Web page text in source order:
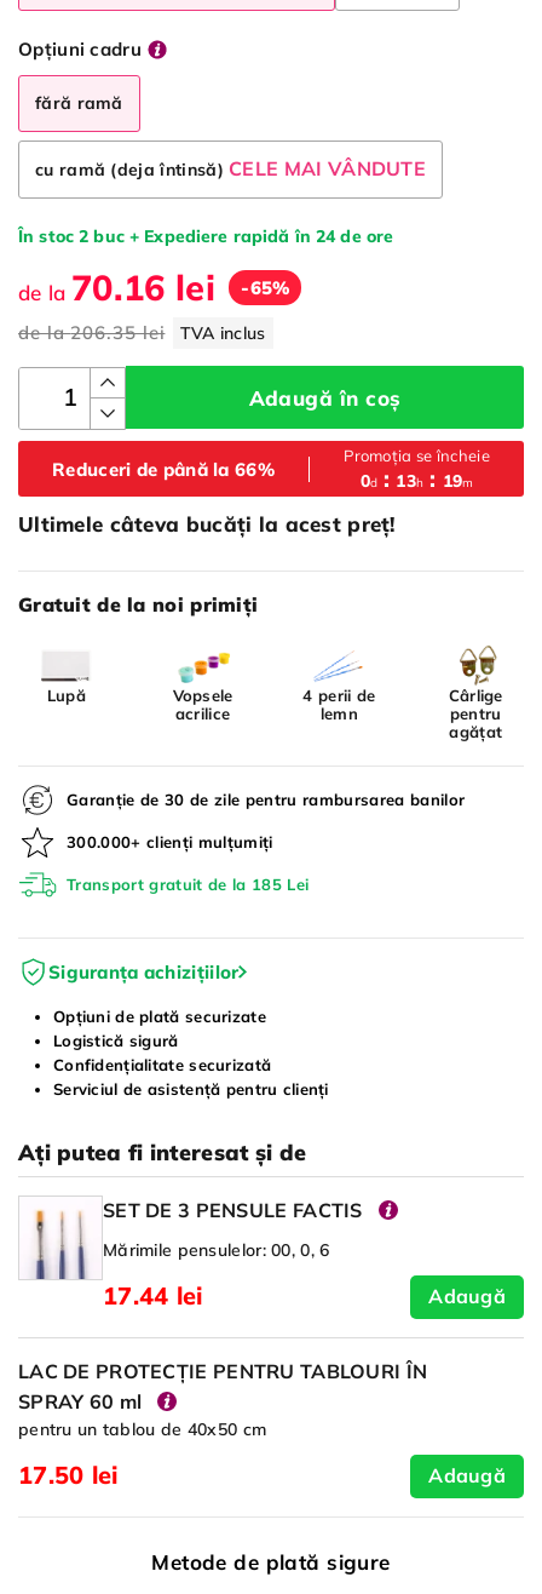
Opțiuni cadru
fără ramă
cu ramă (deja întinsă) CELE MAI VÂNDUTE
În stoc 2 buc + Expediere rapidă în 24 de ore
de la 70.16 lei
-65%
de la206.35 lei TVA inclus
Adaugă în coș
Reduceri de până la 66%
Promoția se încheie
0d 13h 19m
Ultimele câteva bucăți la acest preț!
Gratuit de la noi primiți
Lupă
Vopsele
acrilice
4 perii de
lemn
Cârlige
pentru
agățat
Garanție de 30 de zile pentru rambursarea banilor
300.000+ clienți mulțumiți
Transport gratuit de la 185 Lei
Siguranța achizițiilor
Opțiuni de plată securizate
Logistică sigură
Confidențialitate securizată
Serviciul de asistență pentru clienți
Ați putea fi interesat și de
SET DE 3 PENSULE FACTIS
Mărimile pensulelor: 00, 0, 6
17.44 lei Adaugă
LAC DE PROTECȚIE PENTRU TABLOURI ÎN
SPRAY 60 ml
pentru un tablou de 40x50 cm
17.50 lei Adaugă
Metode de plată sigure